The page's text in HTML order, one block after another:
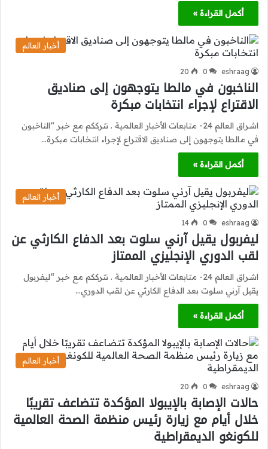
أكمل القراءة »
أخبار العالم
eshraag
0
20
الناخبون في مالطا يتوجهون إلى صناديق
الاقتراع لإجراء انتخابات مبكرة
اشراق العالم 24- متابعات الأخبار العالمية . نترككم مع خبر “الناخبون
في مالطا يتوجهون إلى صناديق الاقتراع لإجراء انتخابات مبكرة…
أكمل القراءة »
أخبار العالم
eshraag
0
14
ليفربول يقيل آرني سلوت بعد الدفاع الكارثي عن
لقب الدوري الإنجليزي الممتاز
اشراق العالم 24- متابعات الأخبار العالمية . نترككم مع خبر “ليفربول
يقيل آرني سلوت بعد الدفاع الكارثي عن لقب الدوري…
أكمل القراءة »
أخبار العالم
eshraag
0
20
حالات الإصابة بالإيبولا المؤكدة تتضاعف تقريبًا
خلال أيام مع زيارة رئيس منظمة الصحة العالمية
للكونغو الديمقراطية